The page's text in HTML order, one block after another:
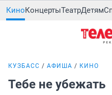
КиноКонцертыТеатрДетям
КУЗБАСС АФИША КИНО
Тебе не убежать